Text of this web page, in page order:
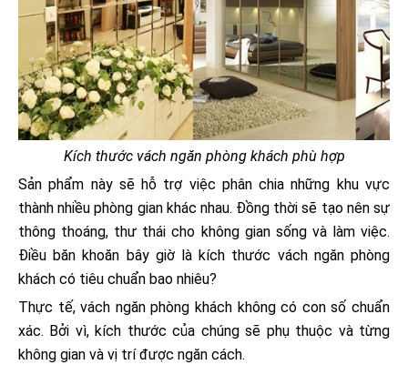
Kích thước vách ngăn phòng khách phù hợp
Sản phẩm này sẽ hỗ trợ việc phân chia những khu vực
thành nhiều phòng gian khác nhau. Đồng thời sẽ tạo nên sự
thông thoáng, thư thái cho không gian sống và làm việc.
Điều băn khoăn bây giờ là kích thước vách ngăn phòng
khách có tiêu chuẩn bao nhiêu?
Thực tế, vách ngăn phòng khách không có con số chuẩn
xác. Bởi vì, kích thước của chúng sẽ phụ thuộc và từng
không gian và vị trí được ngăn cách.